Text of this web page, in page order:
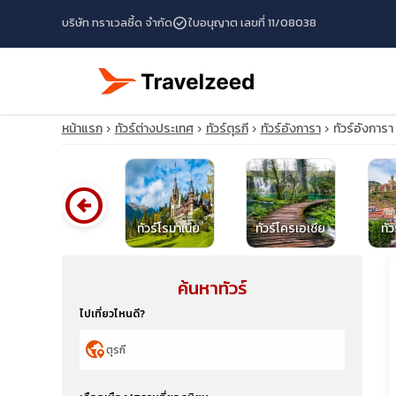
บริษัท ทราเวลซี้ด จำกัดcheck_circleใบอนุญาต เลขที่ 11/08038
หน้าแรก ทัวร์ต่างประเทศ ทัวร์ตุรกี ทัวร์อังการา ทัวร์อังการ
ทัวร์เนเธอร์แลนด์ ทัวร์โรมาเนีย ทัวร์โครเอเชีย ทั
arrow_circle_left
ค้นหาทัวร์
ไปเที่ยวไหนดี?
globe_location_pin